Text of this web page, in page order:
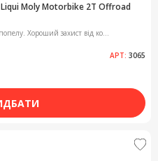
Moly Motorbike 2T Offroad
Хороший захист від ко...
АРТ: 3065